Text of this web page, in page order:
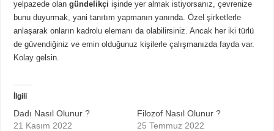
yelpazede olangündelikçi işinde yer almak istiyorsanız, çevrenize
bunu duyurmak, yani tanıtım yapmanın yanında. Özel şirketlerle
anlaşarak onların kadrolu elemanı da olabilirsiniz. Ancak her iki türlü
de güvendiğiniz ve emin olduğunuz kişilerle çalışmanızda fayda var.
Kolay gelsin.
İlgili
Dadı Nasıl Olunur ?
21 Kasım 2022
Filozof Nasıl Olunur ?
25 Temmuz 2022